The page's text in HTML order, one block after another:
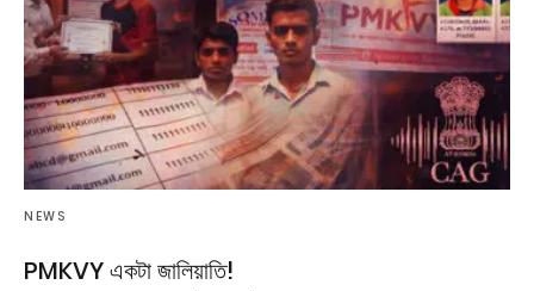
NEWS
PMKVY একটা জালিয়াতি!